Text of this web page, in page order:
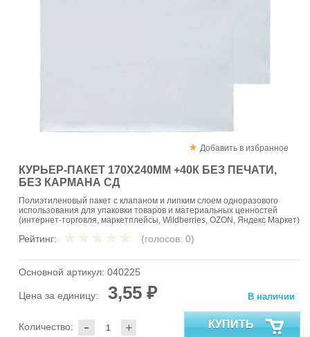
Добавить в избранное
КУРЬЕР-ПАКЕТ 170Х240ММ +40К БЕЗ ПЕЧАТИ,
БЕЗ КАРМАНА СД
Полиэтиленовый пакет с клапаном и липким слоем одноразового
использования для упаковки товаров и материальных ценностей
(интернет-торговля, маркетплейсы, Wildberries, OZON, Яндекс Маркет)
Рейтинг: (голосов: 0)
Основной артикул: 040225
Цена за единицу: 3,55 ₽
- +
Количество:
В наличии
КУПИТЬ